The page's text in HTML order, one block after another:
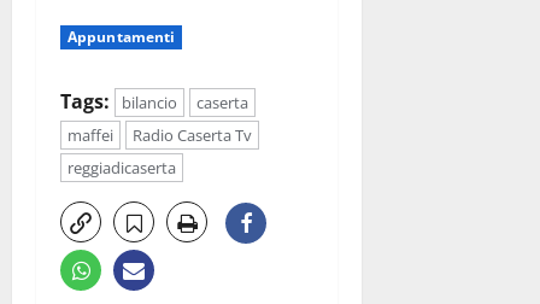
Appuntamenti
Tags: bilancio
caserta
maffei
Radio Caserta Tv
reggiadicaserta